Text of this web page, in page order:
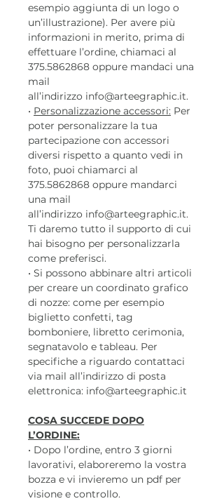
esempio aggiunta di un logo o
un’illustrazione). Per avere più
informazioni in merito, prima di
effettuare l’ordine, chiamaci al
375.5862868 oppure mandaci una
mail
all’indirizzo info@arteegraphic.it.
• Personalizzazione accessori: Per
poter personalizzare la tua
partecipazione con accessori
diversi rispetto a quanto vedi in
foto, puoi chiamarci al
375.5862868 oppure mandarci
una mail
all’indirizzo info@arteegraphic.it.
Ti daremo tutto il supporto di cui
hai bisogno per personalizzarla
come preferisci.
• Si possono abbinare altri articoli
per creare un coordinato grafico
di nozze: come per esempio
biglietto confetti, tag
bomboniere, libretto cerimonia,
segnatavolo e tableau. Per
specifiche a riguardo contattaci
via mail all’indirizzo di posta
elettronica: info@arteegraphic.it
COSA SUCCEDE DOPO
L’ORDINE:
• Dopo l’ordine, entro 3 giorni
lavorativi, elaboreremo la vostra
bozza e vi invieremo un pdf per
visione e controllo.